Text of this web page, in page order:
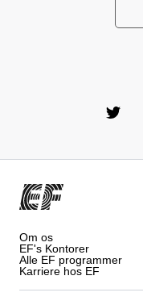
Om os
EF's Kontorer
Alle EF programmer
Karriere hos EF